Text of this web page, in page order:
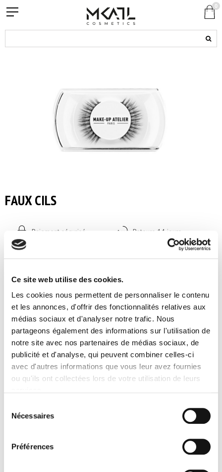
Ce site web utilise des cookies.
Les cookies nous permettent de personnaliser le contenu
et les annonces, d'offrir des fonctionnalités relatives aux
médias sociaux et d'analyser notre trafic. Nous
partageons également des informations sur l'utilisation de
notre site avec nos partenaires de médias sociaux, de
publicité et d'analyse, qui peuvent combiner celles-ci
avec d'autres informations que vous leur avez fournies
ou qu'ils ont collectées lors de votre utilisation de leurs
Nécessaires
Préférences
FAUX CILS
Paiement sécurisé
Retours 14 jours
Contactez-nous
EN SAVOIR PLUS
Confectionnés à partir de
mink, les faux cils à frange effet 3D Mexico sont dotés
de longues fibres à moyenne densité, parfaitspour un
look sophistiqué.
0